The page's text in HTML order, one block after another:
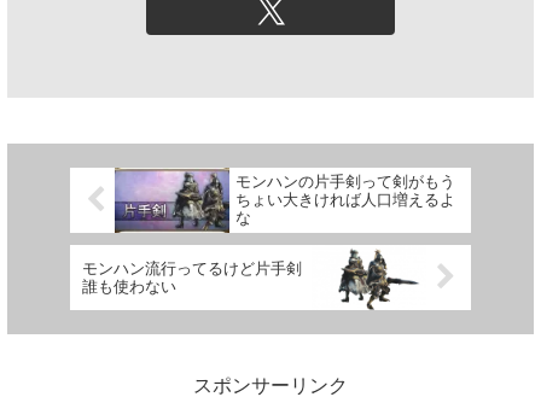
モンハンの片手剣って剣がもう
ちょい大きければ人口増えるよ
な
モンハン流行ってるけど片手剣
誰も使わない
スポンサーリンク